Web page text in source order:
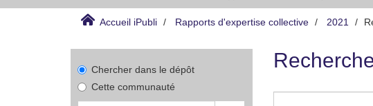
Accueil iPubli Rapports d'expertise collective 2021
Chercher dans le dépôt
Cette communauté